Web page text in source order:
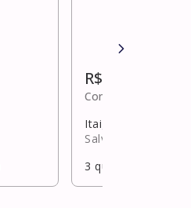
R$ 625.000,00
Condomínio -
Itaigara
Salvador
3 quarto(s)